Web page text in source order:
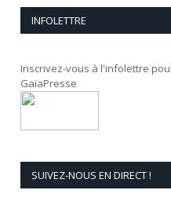
INFOLETTRE
Inscrivez-vous à l'infolettre
GaïaPresse
SUIVEZ-NOUS EN DIRECT !